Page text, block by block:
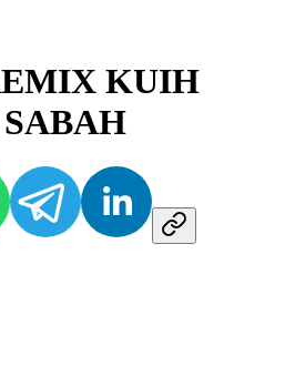
KUIH